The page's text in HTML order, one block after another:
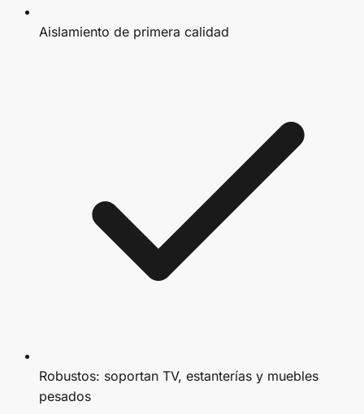
Aislamiento de primera calidad
Robustos: soportan TV, estanterías y muebles
pesados